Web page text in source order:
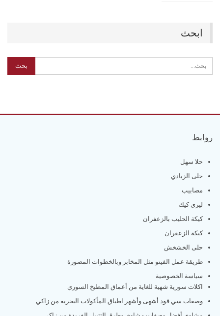
ابحث
روابط
حلا سهل
حلى الزبادي
مصابيب
ليزي كيك
كيكة الحليب بالزعفران
كيكة الزعفران
حلى الخشخش
طريقة عمل الفينو مثل المخابز وبالخطوات المصورة
سياسة الخصوصية
اكلات سورية شهية للغاية من أعماق المطبخ السوري
وصفات سي فود أشهى وأشهر اطباق المأكولات البحرية من زاكي